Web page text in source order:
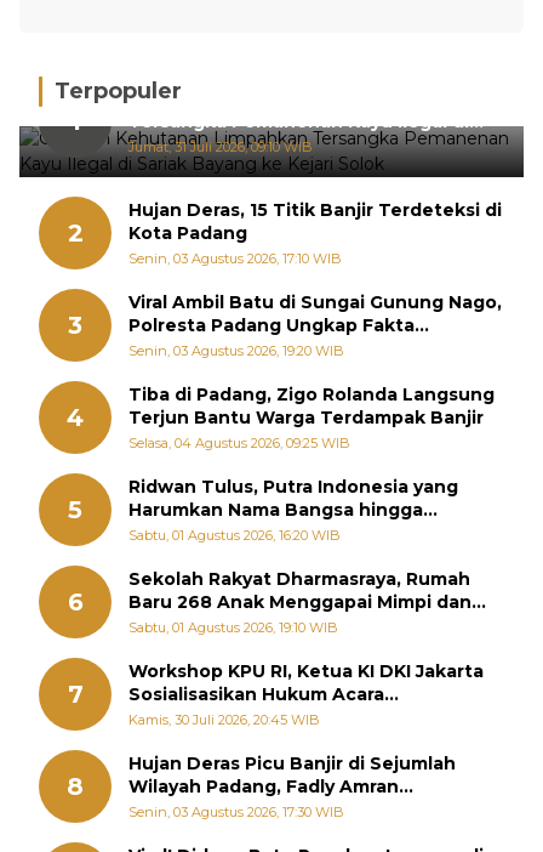
Terpopuler
1
Gakkum Kehutanan Limpahkan
Tersangka Pemanenan Kayu Ilegal di
Sariak Bayang ke Kejari Solok
Jumat, 31 Juli 2026, 09:10 WIB
2
Hujan Deras, 15 Titik Banjir Terdeteksi di
Kota Padang
Senin, 03 Agustus 2026, 17:10 WIB
3
Viral Ambil Batu di Sungai Gunung Nago,
Polresta Padang Ungkap Fakta
Sebenarnya
Senin, 03 Agustus 2026, 19:20 WIB
4
Tiba di Padang, Zigo Rolanda Langsung
Terjun Bantu Warga Terdampak Banjir
Selasa, 04 Agustus 2026, 09:25 WIB
5
Ridwan Tulus, Putra Indonesia yang
Harumkan Nama Bangsa hingga
Diabadikan dalam Buku Jepang
Sabtu, 01 Agustus 2026, 16:20 WIB
6
Sekolah Rakyat Dharmasraya, Rumah
Baru 268 Anak Menggapai Mimpi dan
Memutus Rantai Kemiskinan
Sabtu, 01 Agustus 2026, 19:10 WIB
7
Workshop KPU RI, Ketua KI DKI Jakarta
Sosialisasikan Hukum Acara
Penyelesaian Sengketa Informasi Publik
Kamis, 30 Juli 2026, 20:45 WIB
8
Hujan Deras Picu Banjir di Sejumlah
Wilayah Padang, Fadly Amran
Perintahkan OPD Siaga
Senin, 03 Agustus 2026, 17:30 WIB